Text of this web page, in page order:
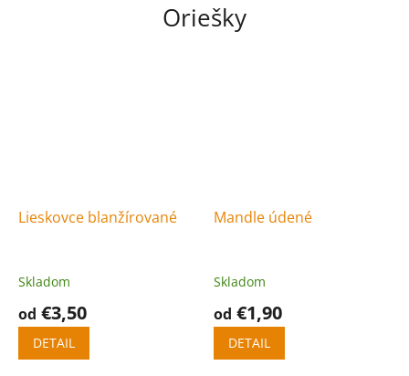
Oriešky
Lieskovce blanžírované
Skladom
od €3,50
DETAIL
Mandle údené
Skladom
od €1,90
DETAIL